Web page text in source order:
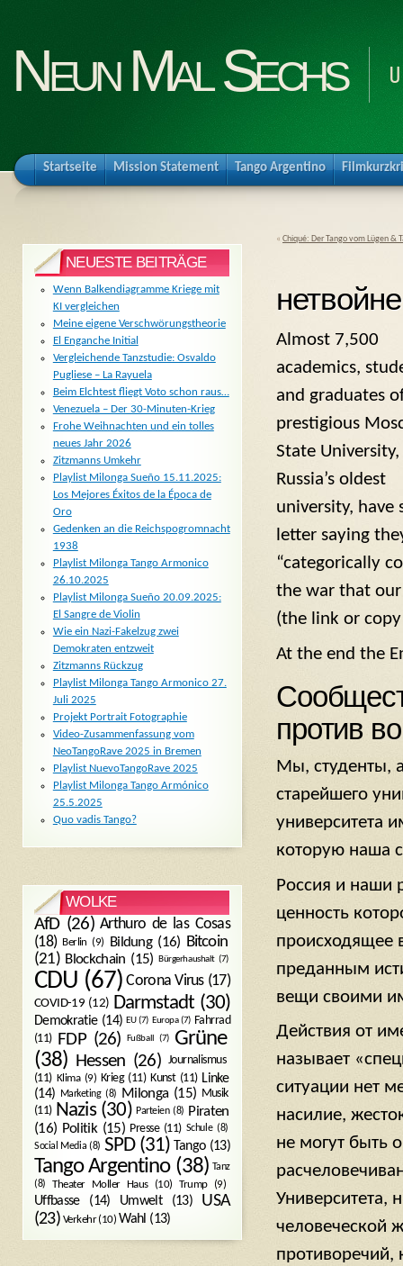
Neun Mal Sechs
Startseite Mission Statement Tango Argentino
« Chiqué: Der Tango vom Lügen &
Almost 7,500
academics,
and graduates
prestigious
State University,
Russia’s oldest
university, have
letter saying
“categorically
the war that our
(the link or
At the end the
против
Мы, студенты,
старейшего
университета
которую наша
Россия и наши
ценность
происходящее
преданным
вещи своими
Действия от
называет
ситуации нет
насилие,
не могут быть
Университета,
человеческой
противоречий,
NEUESTE BEITRÄGE
Wenn Balkendiagramme Kriege mit
KI vergleichen
Meine eigene Verschwörungstheorie
El Enganche Initial
Vergleichende Tanzstudie: Osvaldo
Pugliese – La Rayuela
Beim Elchtest fliegt Voto schon raus…
Venezuela – Der 30-Minuten-Krieg
Frohe Weihnachten und ein tolles
neues Jahr 2026
Zitzmanns Umkehr
Playlist Milonga Sueño 15.11.2025:
Los Mejores Éxitos de la Época de
Oro
Gedenken an die Reichspogromnacht
1938
Playlist Milonga Tango Armonico
26.10.2025
Playlist Milonga Sueño 20.09.2025:
El Sangre de Violin
Wie ein Nazi-Fakelzug zwei
Demokraten entzweit
Zitzmanns Rückzug
Playlist Milonga Tango Armonico 27.
Juli 2025
Projekt Portrait Fotographie
Video-Zusammenfassung vom
NeoTangoRave 2025 in Bremen
Playlist NuevoTangoRave 2025
Playlist Milonga Tango Armónico
25.5.2025
Quo vadis Tango?
WOLKE
AfD(26) Arthuro de las Cosas
(18) Berlin (9) Bildung(16) Bitcoin
(21) Blockchain (15) Bürgerhaushalt (7)
CDU (67) Corona Virus(17)
COVID-19 (12) Darmstadt (30)
Demokratie(14) EU(7) Europa(7) Fahrrad
(11)
FDP(26) Fußball (7)
Grüne
(38) Hessen (26) Journalismus
(11) Klima(9) Krieg(11) Kunst(11) Linke
(14) Marketing(8) Milonga(15) Musik
(11) Nazis(30) Parteien(8) Piraten
(16) Politik(15) Presse(11) Schule(8)
Social Media (8) SPD(31) Tango(13)
Tango Argentino(38) Tanz
(8)
Theater Moller Haus(10) Trump(9)
Uffbasse(14) Umwelt(13)
USA
(23) Verkehr(10) Wahl (13)